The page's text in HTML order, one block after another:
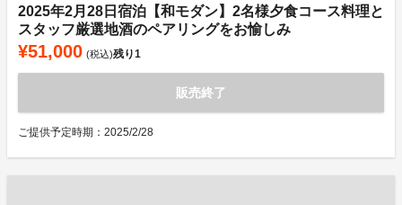
2025年2月28日宿泊【和モダン】2名様夕食コース料理と
スタッフ厳選地酒のペアリングをお愉しみ
¥51,000 (税込)残り1
販売終了
ご提供予定時期：2025/2/28